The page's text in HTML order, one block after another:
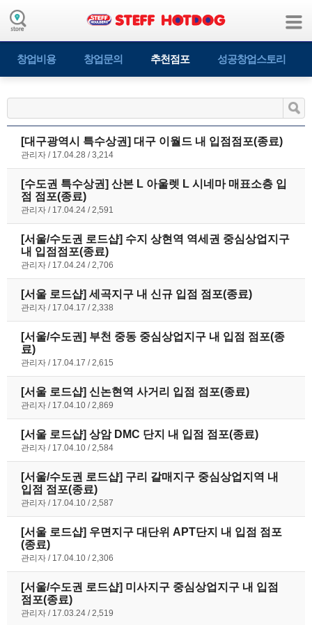
창업비용 창업문의 추천점포 성공창업스토리
[대구광역시 특수상권] 대구 이월드 내 입점점포(종료)
관리자 17.04.28 3,214
[수도권 특수상권] 산본 L 아울렛 L 시네마 매표소층 입
점 점포(종료)
관리자 17.04.24 2,591
[서울/수도권 로드샵] 수지 상현역 역세권 중심상업지구
내 입점점포(종료)
관리자 17.04.24 2,706
[서울 로드샵] 세곡지구 내 신규 입점 점포(종료)
관리자 17.04.17 2,338
[서울/수도권] 부천 중동 중심상업지구 내 입점 점포(종
료)
관리자 17.04.17 2,615
[서울 로드샵] 신논현역 사거리 입점 점포(종료)
관리자 17.04.10 2,869
[서울 로드샵] 상암 DMC 단지 내 입점 점포(종료)
관리자 17.04.10 2,584
[서울/수도권 로드샵] 구리 갈매지구 중심상업지역 내
입점 점포(종료)
관리자 17.04.10 2,587
[서울 로드샵] 우면지구 대단위 APT단지 내 입점 점포
(종료)
관리자 17.04.10 2,306
[서울/수도권 로드샵] 미사지구 중심상업지구 내 입점
점포(종료)
관리자 17.03.24 2,519